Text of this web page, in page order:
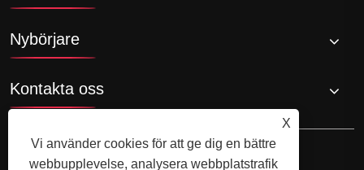
Nybörjare
Kontakta oss
X
Vi använder cookies för att ge dig en bättre
webbupplevelse, analysera webbplatstrafik